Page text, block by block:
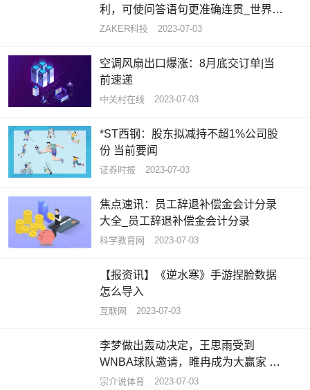
利，可使问答语句更准确连贯_世界热
闻
ZAKER科技 2023-07-03
空调风扇出口爆涨：8月底交订单|当
前速递
中关村在线 2023-07-03
*ST西钢：股东拟减持不超1%公司股
份 当前要闻
证券时报 2023-07-03
焦点速讯：员工辞退补偿金会计分录
大全_员工辞退补偿金会计分录
科学教育网 2023-07-03
【报资讯】《逆水寒》手游捏脸数据
怎么导入
互联网 2023-07-03
李梦做出轰动决定，王思雨受到
WNBA球队邀请，睢冉成为大赢家 天
天资讯
宗介说体育 2023-07-03